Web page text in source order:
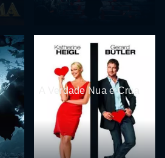
A Verdade Nua e Crua